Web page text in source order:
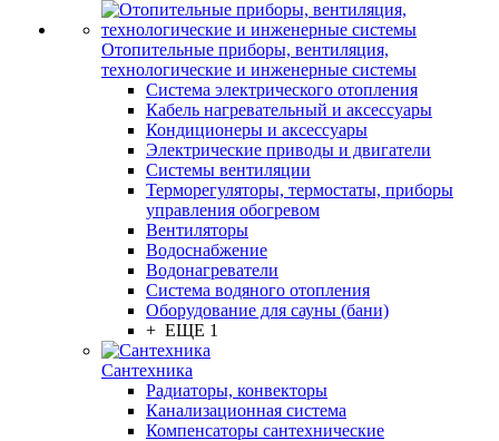
Отопительные приборы, вентиляция,
технологические и инженерные системы
Система электрического отопления
Кабель нагревательный и аксессуары
Кондиционеры и аксессуары
Электрические приводы и двигатели
Системы вентиляции
Терморегуляторы, термостаты, приборы
управления обогревом
Вентиляторы
Водоснабжение
Водонагреватели
Система водяного отопления
Оборудование для сауны (бани)
+ ЕЩЕ 1
Сантехника
Радиаторы, конвекторы
Канализационная система
Компенсаторы сантехнические